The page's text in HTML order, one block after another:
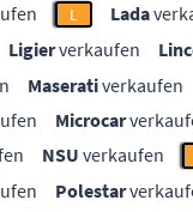
L Lada
Ligierverkaufen
Maserativerkaufen
Microcar
NSU verkaufen
Polestar